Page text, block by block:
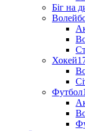
Біг на
Хокей
Футбол